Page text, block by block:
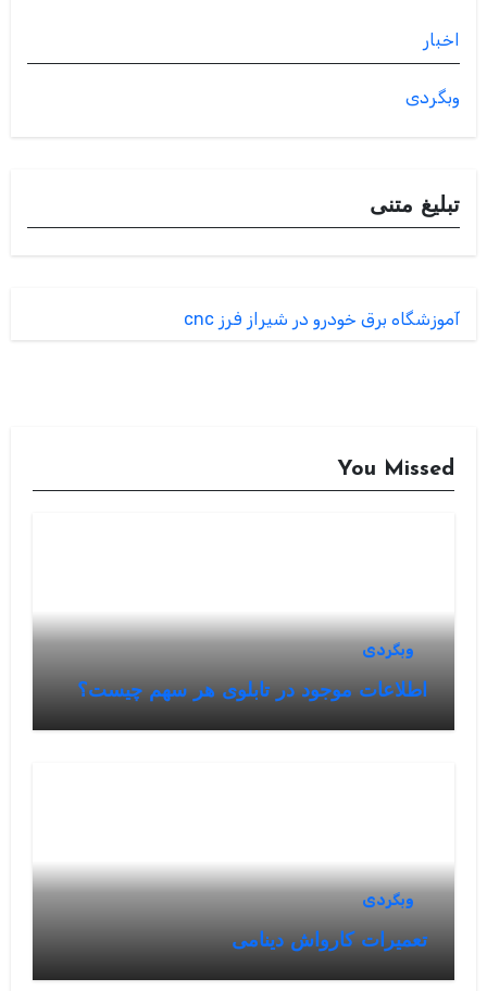
اخبار
وبگردی
تبلیغ متنی
آموزشگاه برق خودرو در شیراز فرز cnc
You Missed
وبگردی
اطلاعات موجود در تابلوی هر سهم چیست؟
وبگردی
تعمیرات کارواش دینامی